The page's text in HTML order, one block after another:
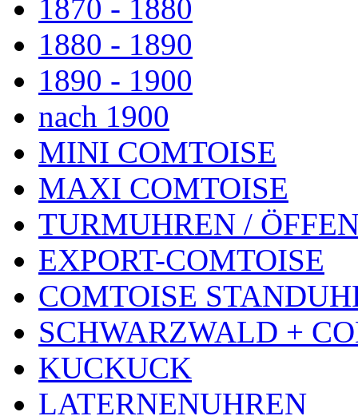
1870 - 1880
1880 - 1890
1890 - 1900
nach 1900
MINI COMTOISE
MAXI COMTOISE
TURMUHREN /
EXPORT-COMTOISE
COMTOISE
SCHWARZWALD +
KUCKUCK
LATERNENUHREN